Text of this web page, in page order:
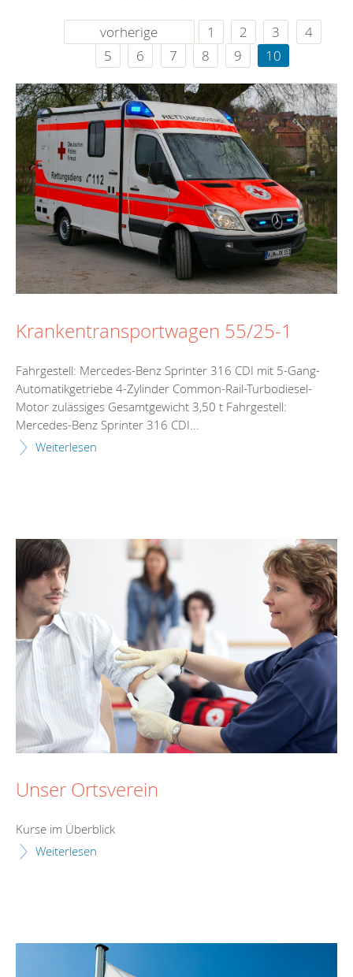
vorherige 1 2 3
4
5
6 7 8 9 10
Krankentransportwagen 55/25-1
Fahrgestell: Mercedes-Benz Sprinter 316 CDI mit 5-Gang-
Automatikgetriebe 4-Zylinder Common-Rail-Turbodiesel-
Motor zulässiges Gesamtgewicht 3,50 t Fahrgestell:
Mercedes-Benz Sprinter 316 CDI...
Weiterlesen
Unser Ortsverein
Kurse im Überblick
Weiterlesen